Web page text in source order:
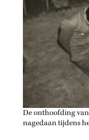
De onthoofding
nagedaan tijdens